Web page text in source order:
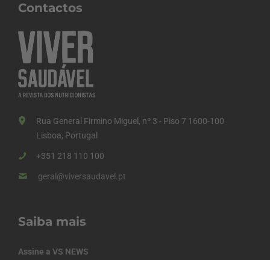
Contactos
Rua General Firmino Miguel, nº 3 - Piso 7 1600-100
Lisboa, Portugal
+351 218 110 100
geral@viversaudavel.pt
Saiba mais
Assine a VS NEWS